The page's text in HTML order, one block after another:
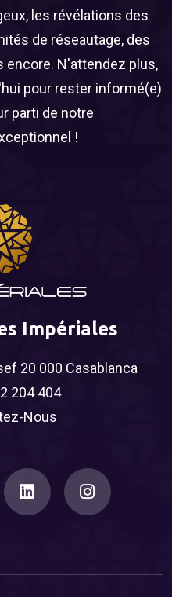
les révélations des
de réseautage, des
N'attendez plus,
pour rester informé(e)
parti de notre
!
Impériales
20 000 Casablanca
204 404
Nous